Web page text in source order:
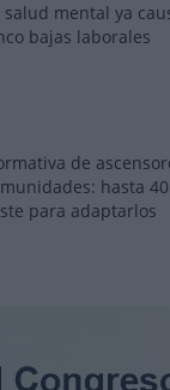
salud mental ya
bajas laborales
de
hasta
para adaptarlos